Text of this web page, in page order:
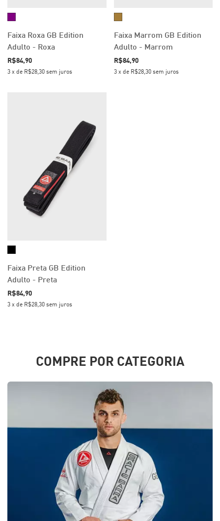
Faixa Roxa GB Edition
Adulto - Roxa
R$84,90
3 x de R$28,30 sem juros
Faixa Marrom GB Edition
Adulto - Marrom
R$84,90
3 x de R$28,30 sem juros
Faixa Preta GB Edition
Adulto - Preta
R$84,90
3 x de R$28,30 sem juros
COMPRE POR CATEGORIA